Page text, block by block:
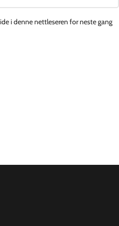
i denne nettleseren for neste gang